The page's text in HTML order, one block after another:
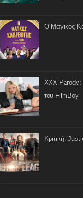
Ο Μαγικός
XXX Parody:
του FilmBoy
Κριτική: